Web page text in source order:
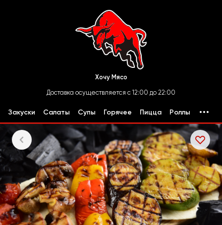
Хочу Мясо
Доставка осуществляется с 12:00 до 22:00
Закуски Салаты Супы Горячее Пицца Роллы